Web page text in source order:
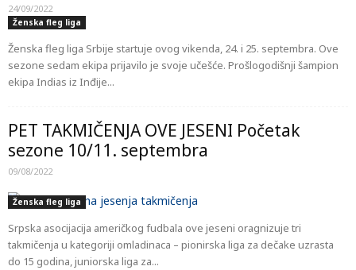
24/09/2022
Ženska fleg liga
Ženska fleg liga Srbije startuje ovog vikenda, 24. i 25. septembra. Ove
sezone sedam ekipa prijavilo je svoje učešće. Prošlogodišnji šampion
ekipa Indias iz Inđije...
PET TAKMIČENJA OVE JESENI Početak
sezone 10/11. septembra
09/08/2022
Ženska fleg liga
Srpska asocijacija američkog fudbala ove jeseni oragnizuje tri
takmičenja u kategoriji omladinaca – pionirska liga za dečake uzrasta
do 15 godina, juniorska liga za...